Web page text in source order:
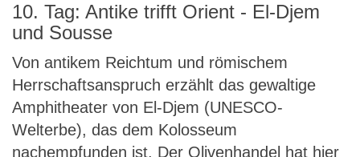
10. Tag: Antike trifft Orient - El-Djem
und Sousse
Von antikem Reichtum und römischem
Herrschaftsanspruch erzählt das gewaltige
Amphitheater von El-Djem (UNESCO-
Welterbe), das dem Kolosseum
nachempfunden ist. Der Olivenhandel hat hier